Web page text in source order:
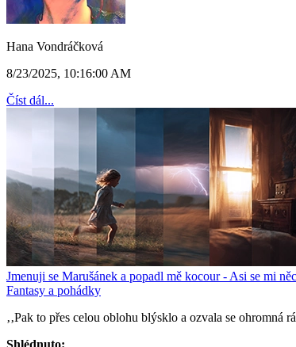
Hana Vondráčková
8/23/2025, 10:16:00 AM
Číst dál...
Jmenuji se Marušánek a popadl mě kocour - Asi se mi
Fantasy a pohádky
‚‚Pak to přes celou oblohu blýsklo a ozvala se
Shlédnuto: